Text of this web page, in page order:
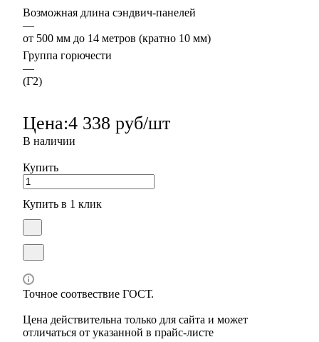
Возможная длина сэндвич-панелей
—
от 500 мм до 14 метров (кратно 10 мм)
Группа горючести
—
(Г2)
Цена:4 338 руб/шт
В наличии
Купить
Купить в 1 клик
Точное соотвествие ГОСТ.
Цена действительна только для сайта и может
отличаться от указанной в прайс-листе